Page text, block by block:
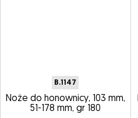
B.1147
Noże do honownicy, 103 mm,
51-178 mm, gr 180